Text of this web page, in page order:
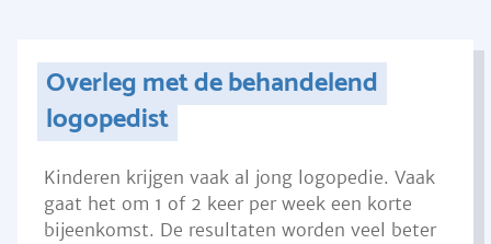
Overleg met de behandelend
logopedist
Kinderen krijgen vaak al jong logopedie. Vaak
gaat het om 1 of 2 keer per week een korte
bijeenkomst. De resultaten worden veel beter